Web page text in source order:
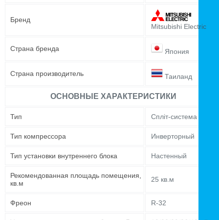
Бренд
Mitsubishi Electric
Страна бренда Япония
Страна производитель Таиланд
ОСНОВНЫЕ ХАРАКТЕРИСТИКИ
Тип Спліт-система
Тип компрессора Инверторный
Тип установки внутреннего блока Настенный
Рекомендованная площадь помещения,
кв.м
25 кв.м
Фреон R-32